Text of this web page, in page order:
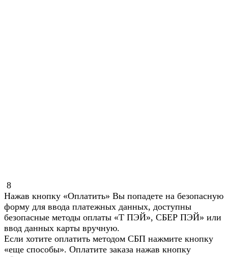
8
Нажав кнопку «Оплатить» Вы попадете на безопасную
форму для ввода платежных данных, доступны
безопасные методы оплаты «Т ПЭЙ», СБЕР ПЭЙ» или
ввод данных карты вручную.
Если хотите оплатить методом СБП нажмите кнопку
«еще способы». Оплатите заказа нажав кнопку